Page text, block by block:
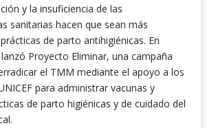
y la insuficiencia de las
sanitarias hacen que sean más
de parto antihigiénicas. En
Proyecto Eliminar, una campaña
el TMM mediante el apoyo a los
para administrar vacunas y
de parto higiénicas y de cuidado del